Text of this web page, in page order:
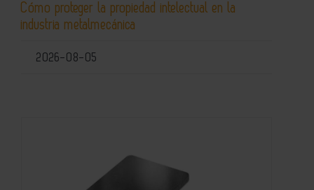
Cómo proteger la propiedad intelectual en la
industria metalmecánica
2026-08-05